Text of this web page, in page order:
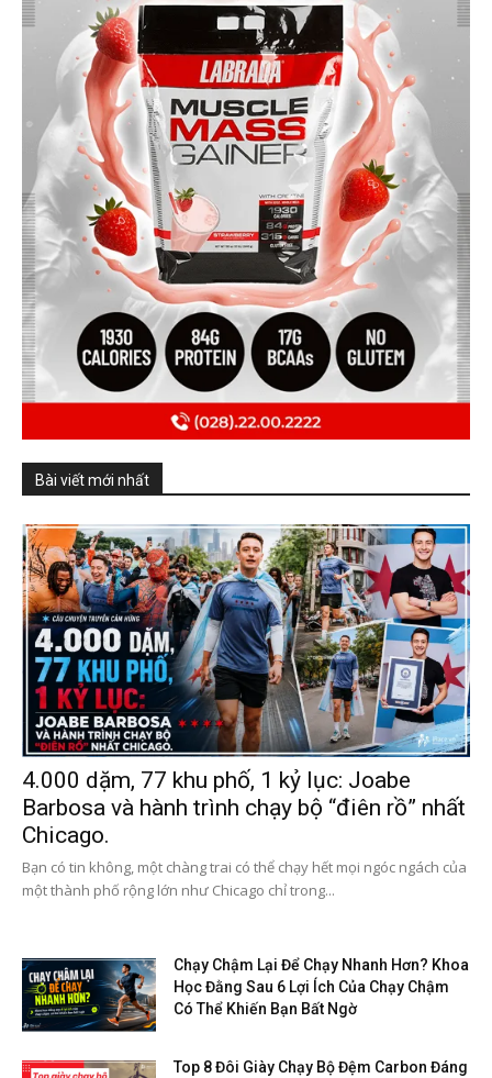
Bài viết mới nhất
4.000 dặm, 77 khu phố, 1 kỷ lục: Joabe
Barbosa và hành trình chạy bộ “điên rồ” nhất
Chicago.
Bạn có tin không, một chàng trai có thể chạy hết mọi ngóc ngách của
một thành phố rộng lớn như Chicago chỉ trong...
Chạy Chậm Lại Để Chạy Nhanh Hơn? Khoa
Học Đằng Sau 6 Lợi Ích Của Chạy Chậm
Có Thể Khiến Bạn Bất Ngờ
Top 8 Đôi Giày Chạy Bộ Đệm Carbon Đáng